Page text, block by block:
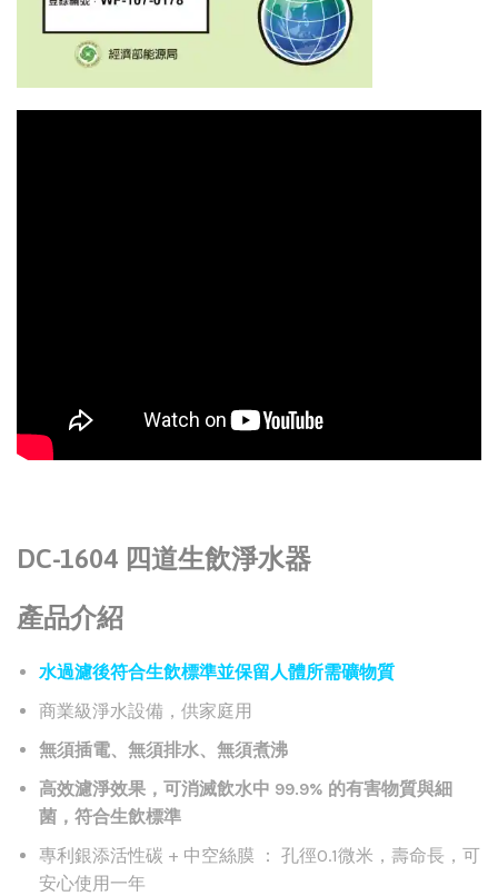
DC-1604 四道生飲淨水器
產品介紹
水過濾後符合生飲標準並保留人體所需礦物質
商業級淨水設備，供家庭用
無須插電、無須排水、無須煮沸
高效濾淨效果，可消滅飲水中 99.9% 的有害物質與細
菌，符合生飲標準
專利銀添活性碳 + 中空絲膜 ： 孔徑0.1微米，壽命長，可
安心使用一年